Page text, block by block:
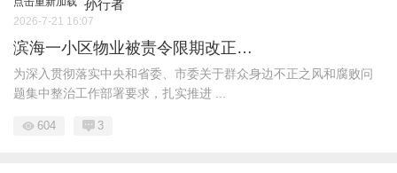
孙行者
2026-7-21 16:07
滨海一小区物业被责令限期改正…
为深入贯彻落实中央和省委、市委关于群众身边不正之风和腐败问
题集中整治工作部署要求，扎实推进 ...
604 3